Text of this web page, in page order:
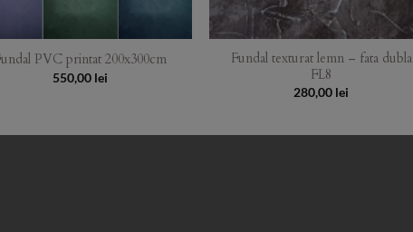
PVC printat 200x300cm
550,00 lei
Fundal texturat lemn – fata dubla
FL8
280,00 lei